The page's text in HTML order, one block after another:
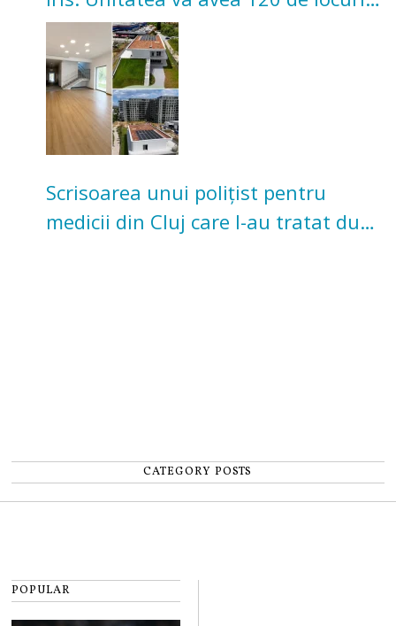
pentru copii
Scrisoarea unui polițist pentru
medicii din Cluj care l-au tratat după
CATEGORY POSTS
POPULAR